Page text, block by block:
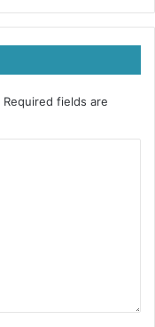
Required fields are